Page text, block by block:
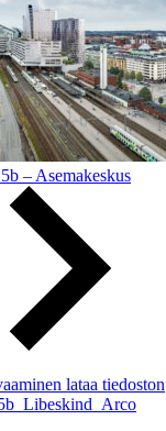
– Asemakeskus
lataa tiedoston